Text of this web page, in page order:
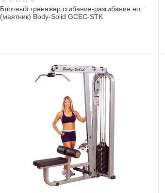
Блочный тренажер сгибание-разгибание ног
(маятник) Body-Solid GCEC-STK